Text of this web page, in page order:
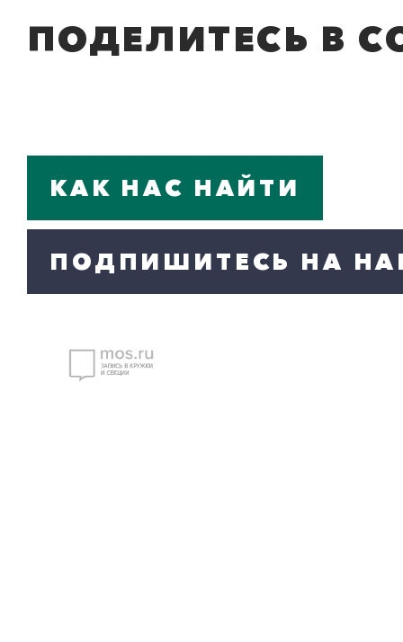
ПОДЕЛИТЕСЬ В
КАК НАС НАЙТИ
ПОДПИШИТЕСЬ НА